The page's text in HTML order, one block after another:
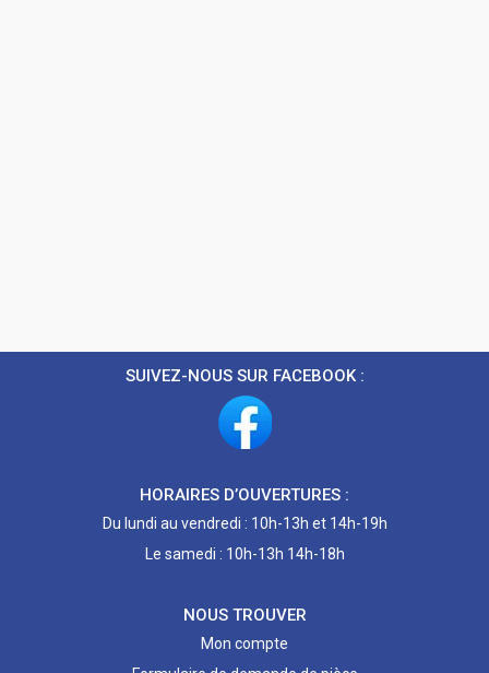
SUIVEZ-NOUS SUR FACEBOOK :
HORAIRES D’OUVERTURES :
Du lundi au vendredi : 10h-13h et 14h-19h
Le samedi : 10h-13h 14h-18h
NOUS TROUVER
Mon compte